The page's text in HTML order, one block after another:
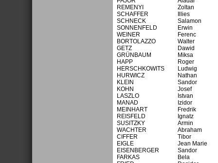
REMENYI
Zoltan
SCHAFFER
Illies
SCHNECK
Salamon
SONNENFELD
Erwin
WEINER
Ferenc
BORTOLAZZO
Walter
GETZ
Dawid
GRÜNBAUM
Miksa
HAPP
Roger
HERSCHKOWITS
Ludwig
HURWICZ
Nathan
KLEIN
Sandor
KOHN
Josef
LASZLO
Istvan
MANAD
Izidor
MEINHART
Fredrik
REISFELD
Ignatz
SUSITZKY
Armin
WACHTER
Abraham
CIFFER
Tibor
EIGLE
Jean Marie
EISENBERGER
Sandor
FARKAS
Bela